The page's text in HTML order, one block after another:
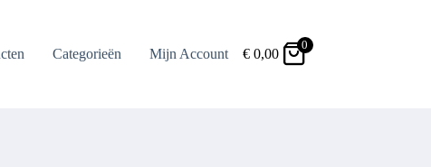
Categorieën Mijn Account €0,00
0